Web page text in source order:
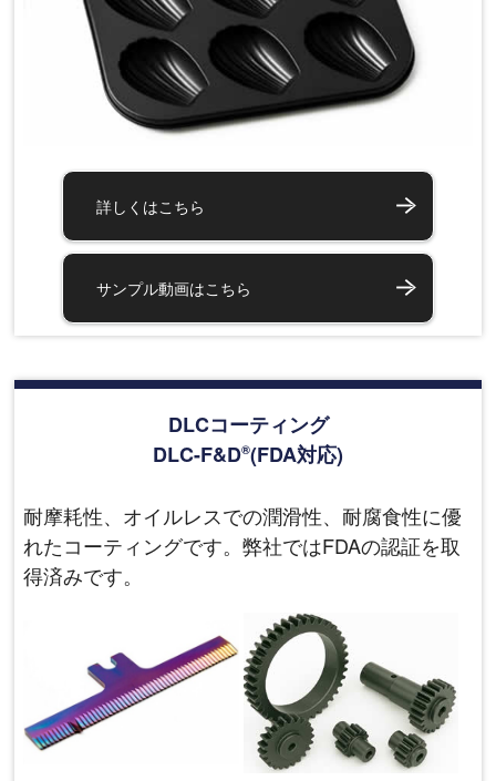
詳しくはこちら
サンプル動画はこちら
DLCコーティング
DLC-F&D®(FDA対応)
耐摩耗性、オイルレスでの潤滑性、耐腐食性に優
れたコーティングです。弊社ではFDAの認証を取
得済みです。